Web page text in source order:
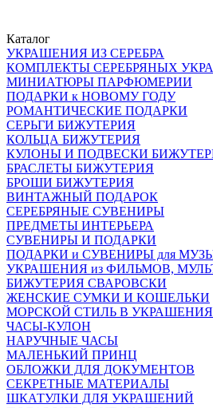
Каталог
УКРАШЕНИЯ ИЗ СЕРЕБРА
КОМПЛЕКТЫ СЕРЕБРЯНЫХ
МИНИАТЮРЫ ПАРФЮМЕРИИ
ПОДАРКИ к НОВОМУ ГОДУ
РОМАНТИЧЕСКИЕ ПОДАРКИ
СЕРЬГИ БИЖУТЕРИЯ
КОЛЬЦА БИЖУТЕРИЯ
КУЛОНЫ И ПОДВЕСКИ
БРАСЛЕТЫ БИЖУТЕРИЯ
БРОШИ БИЖУТЕРИЯ
ВИНТАЖНЫЙ ПОДАРОК
СЕРЕБРЯНЫЕ СУВЕНИРЫ
ПРЕДМЕТЫ ИНТЕРЬЕРА
СУВЕНИРЫ И ПОДАРКИ
ПОДАРКИ и СУВЕНИРЫ для
УКРАШЕНИЯ из ФИЛЬМОВ,
БИЖУТЕРИЯ СВАРОВСКИ
ЖЕНСКИЕ СУМКИ И КОШЕЛЬКИ
МОРСКОЙ СТИЛЬ В
ЧАСЫ-КУЛОН
НАРУЧНЫЕ ЧАСЫ
МАЛЕНЬКИЙ ПРИНЦ
ОБЛОЖКИ ДЛЯ ДОКУМЕНТОВ
СЕКРЕТНЫЕ МАТЕРИАЛЫ
ШКАТУЛКИ ДЛЯ УКРАШЕНИЙ